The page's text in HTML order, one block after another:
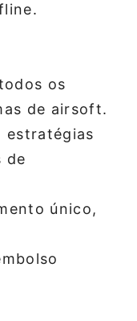
os
de airsoft.
estratégias
de
único,